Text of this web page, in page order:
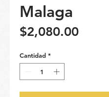
Malaga
$2,080.00Precio
Cantidad *